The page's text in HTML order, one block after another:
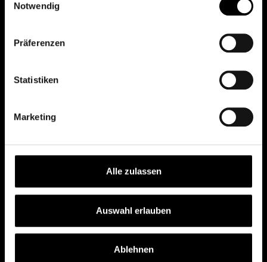
Notwendig
Präferenzen
Statistiken
Marketing
Alle zulassen
Auswahl erlauben
Ablehnen
All rights reserved.
Depot eröffnen
Depot übertragen
Konditionen
FONDS